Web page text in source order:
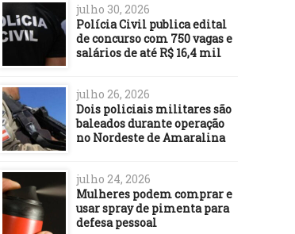
julho 30, 2026
Polícia Civil publica edital
de concurso com 750 vagas e
salários de até R$ 16,4 mil
julho 26, 2026
Dois policiais militares são
baleados durante operação
no Nordeste de Amaralina
julho 24, 2026
Mulheres podem comprar e
usar spray de pimenta para
defesa pessoal